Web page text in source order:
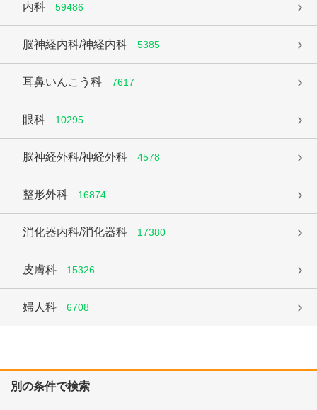
内科 59486
脳神経内科/神経内科 5385
耳鼻いんこう科 7617
眼科 10295
脳神経外科/神経外科 4578
整形外科 16874
消化器内科/消化器科 17380
皮膚科 15326
婦人科 6708
別の条件で検索